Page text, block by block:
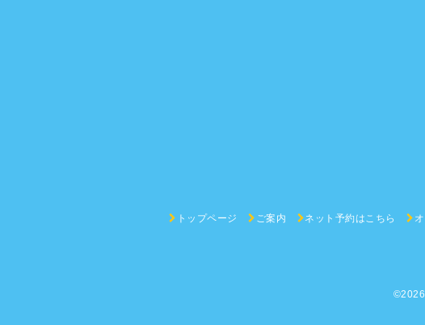
トップページ ご案内 ネット予約はこちら
©2026